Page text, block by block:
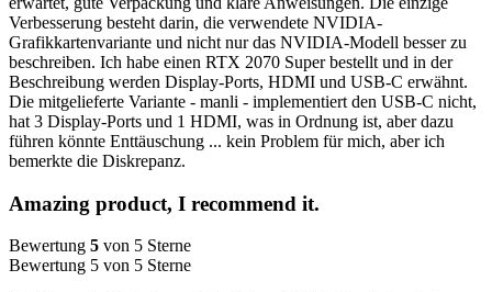
Verbesserung besteht darin, die verwendete NVIDIA-
Grafikkartenvariante und nicht nur das NVIDIA-Modell besser zu
beschreiben. Ich habe einen RTX 2070 Super bestellt und in der
Beschreibung werden Display-Ports, HDMI und USB-C erwähnt.
Die mitgelieferte Variante - manli - implementiert den USB-C nicht,
hat 3 Display-Ports und 1 HDMI, was in Ordnung ist, aber dazu
führen könnte Enttäuschung ... kein Problem für mich, aber ich
bemerkte die Diskrepanz.
Amazing product, I recommend it.
Bewertung 5 von 5 Sterne
Bewertung 5 von 5 Sterne